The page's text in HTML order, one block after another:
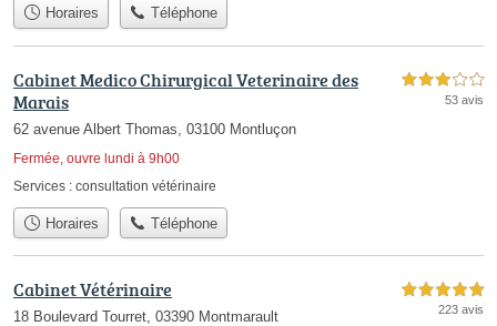
Horaires Téléphone
Cabinet Medico Chirurgical Veterinaire des
Marais
62 avenue Albert Thomas, 03100 Montluçon
Fermée, ouvre lundi à 9h00
3,0 étoiles sur 5
53 avis
Services : consultation vétérinaire
Horaires Téléphone
Cabinet Vétérinaire
18 Boulevard Tourret, 03390 Montmarault
5,0 étoiles sur 5
223 avis